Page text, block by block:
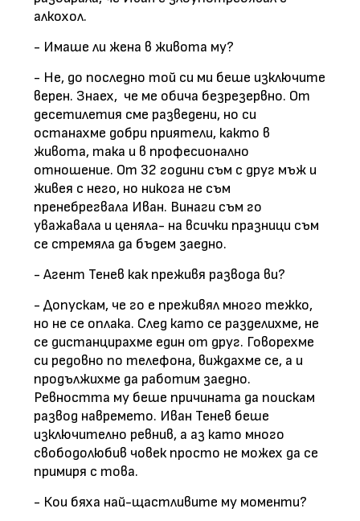
алкохол.
- Имаше ли жена в живота му?
- Не, до последно той си ми беше изключите
верен. Знаех, че ме обича безрезервно. От
десетилетия сме разведени, но си
останахме добри приятели, както в
живота, така и в професионално
отношение. От 32 години съм с друг мъж и
живея с него, но никога не съм
пренебрегвала Иван. Винаги съм го
уважавала и ценяла- на всички празници съм
се стремяла да бъдем заедно.
- Агент Тенев как преживя развода ви?
- Допускам, че го е преживял много тежко,
но не се оплака. След като се разделихме, не
се дистанцирахме един от друг. Говорехме
си редовно по телефона, виждахме се, а и
продължихме да работим заедно.
Ревността му беше причината да поискам
развод навремето. Иван Тенев беше
изключително ревнив, а аз като много
свободолюбив човек просто не можех да се
примиря с това.
- Кои бяха най-щастливите му моменти?